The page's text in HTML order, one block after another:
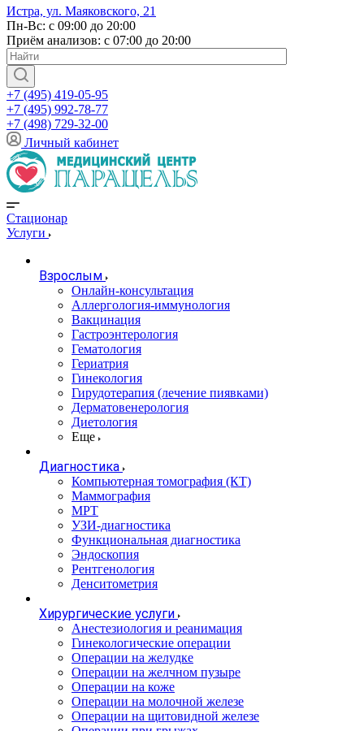
Истра, ул. Маяковского, 21
Пн-Вс: с 09:00 до 20:00
Приём анализов: с 07:00 до 20:00
+7 (495) 419-05-95
+7 (495) 992-78-77
+7 (498) 729-32-00
Личный кабинет
Стационар
Услуги
Взрослым
Онлайн-консультация
Аллергология-иммунология
Вакцинация
Гастроэнтерология
Гематология
Гериатрия
Гинекология
Гирудотерапия (лечение пиявками)
Дерматовенерология
Диетология
Еще
Диагностика
Компьютерная томография (КТ)
Маммография
МРТ
УЗИ-диагностика
Функциональная диагностика
Эндоскопия
Рентгенология
Денситометрия
Хирургические услуги
Анестезиология и реанимация
Гинекологические операции
Операции на желудке
Операции на желчном пузыре
Операции на коже
Операции на молочной железе
Операции на щитовидной железе